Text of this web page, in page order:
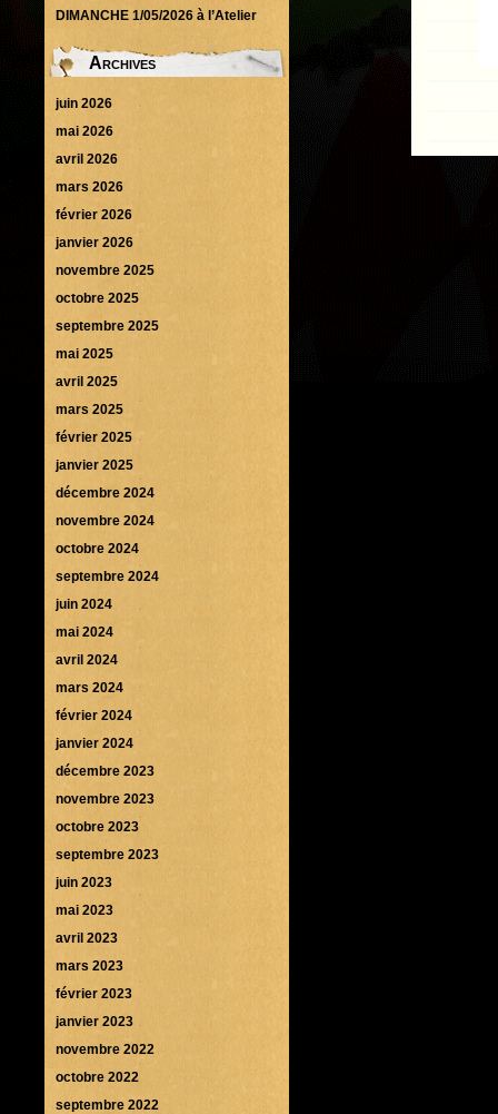
DIMANCHE 1/05/2026 à l’Atelier
Archives
juin 2026
mai 2026
avril 2026
mars 2026
février 2026
janvier 2026
novembre 2025
octobre 2025
septembre 2025
mai 2025
avril 2025
mars 2025
février 2025
janvier 2025
décembre 2024
novembre 2024
octobre 2024
septembre 2024
juin 2024
mai 2024
avril 2024
mars 2024
février 2024
janvier 2024
décembre 2023
novembre 2023
octobre 2023
septembre 2023
juin 2023
mai 2023
avril 2023
mars 2023
février 2023
janvier 2023
novembre 2022
octobre 2022
septembre 2022